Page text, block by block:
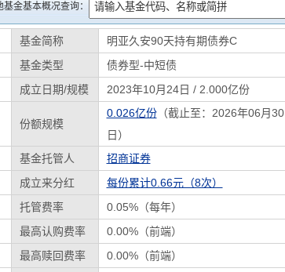
基金基本概况查询：
基金简称
明亚久安90天持有期债券C
基金类型
债券型-中短债
成立日期/规模 2023年10月24日 / 2.000亿份
份额规模
0.026亿份（截止至：2026年06月30
日）
基金托管人
招商证券
成立来分红
每份累计0.66元（8次）
托管费率
0.05%（每年）
最高认购费率
0.00%（前端）
最高赎回费率 0.00%（前端）